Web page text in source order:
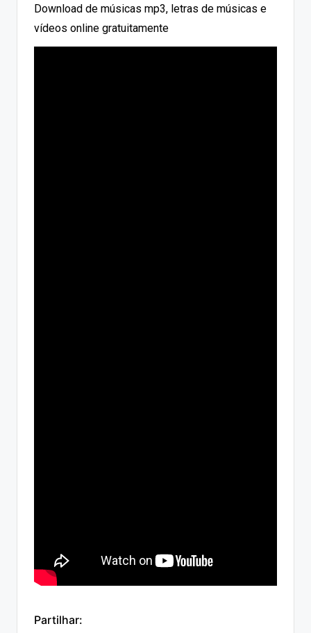
Download de músicas mp3, letras de músicas e
vídeos online gratuitamente
Partilhar: